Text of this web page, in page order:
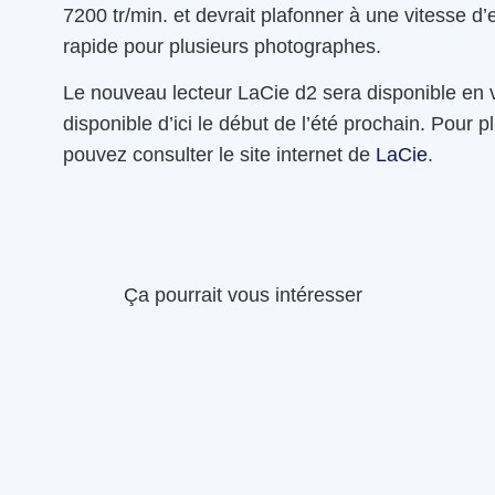
7200 tr/min. et devrait plafonner à une vitesse
rapide pour plusieurs photographes.
Le nouveau lecteur LaCie d2 sera disponible
disponible d’ici le début de l’été prochain. Pour
pouvez consulter le site internet de LaCie.
Ça pourrait vous intéresser